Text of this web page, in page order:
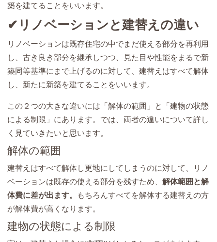
築を建てることをいいます。
✔リノベーションと建替えの違い
リノベーションは既存住宅の中でまだ使える部分を再利用
し、古き良き部分を継承しつつ、見た目や性能をまるで新
築同等基準にまで上げるのに対して、建替えはすべて解体
し、新たに新築を建てることをいいます。
この２つの大きな違いには「解体の範囲」と「建物の状態
による制限」にあります。では、両者の違いについて詳し
く見ていきたいと思います。
解体の範囲
建替えはすべて解体し更地にしてしまうのに対して、リノ
ベーションは既存の使える部分を残すため、 解体範囲と解
体費に差が出ます。
もちろんすべてを解体する建替えの方
が解体費が高くなります。
建物の状態による制限